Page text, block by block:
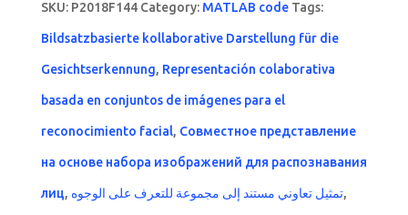
SKU: P2018F144 Category: MATLAB code Tags:
Bildsatzbasierte kollaborative Darstellung für die
Gesichtserkennung, Representación colaborativa
basada en conjuntos de imágenes para el
reconocimiento facial, Совместное представление
на основе набора изображений для распознавания
лиц, تمثيل تعاوني مستند إلى مجموعة للتعرف على الوجوه,